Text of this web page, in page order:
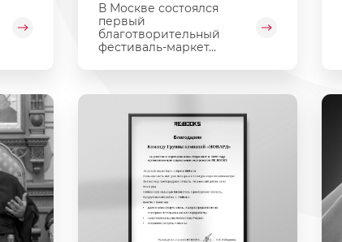
В Москве состоялся
первый
благотворительный
фестиваль‑маркет...